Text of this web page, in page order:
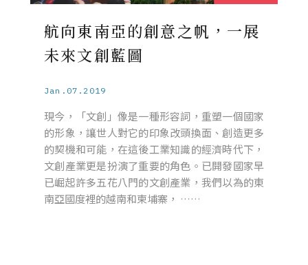
航向東南亞的創意之帆，一展
未來文創藍圖
Jan.07.2019
現今，「文創」像是一種形容詞，重塑一個國家
的形象，讓世人對它的印象改頭換面、創造更多
的契機和可能，在這後工業知識的經濟時代下，
文創產業更是扮演了重要的角色。已開發國家早
已崛起許多五花八門的文創產業，我們以為的東
南亞國度裡的越南和柬埔寨， ……